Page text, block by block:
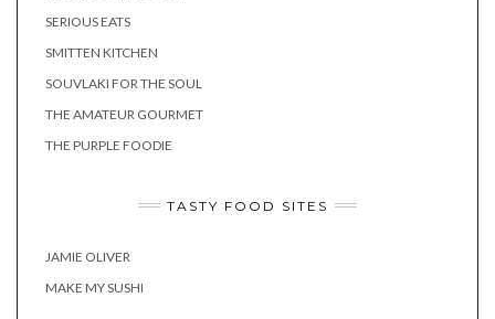
SERIOUS EATS
SMITTEN KITCHEN
SOUVLAKI FOR THE SOUL
THE AMATEUR GOURMET
THE PURPLE FOODIE
TASTY FOOD SITES
JAMIE OLIVER
MAKE MY SUSHI